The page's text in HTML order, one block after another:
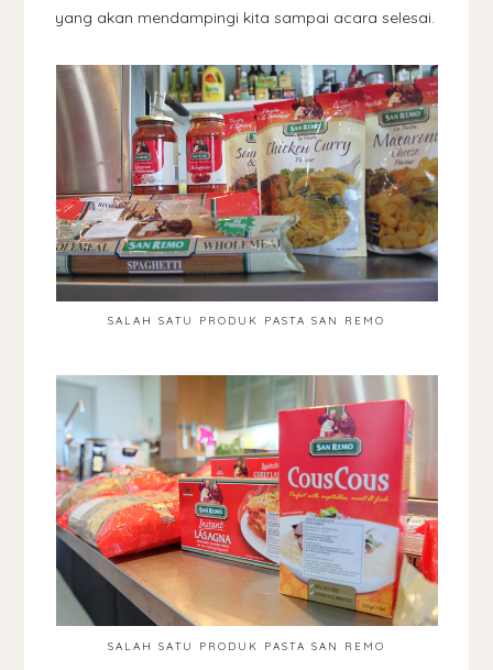
yang akan mendampingi kita sampai acara selesai.
SALAH SATU PRODUK PASTA SAN REMO
SALAH SATU PRODUK PASTA SAN REMO